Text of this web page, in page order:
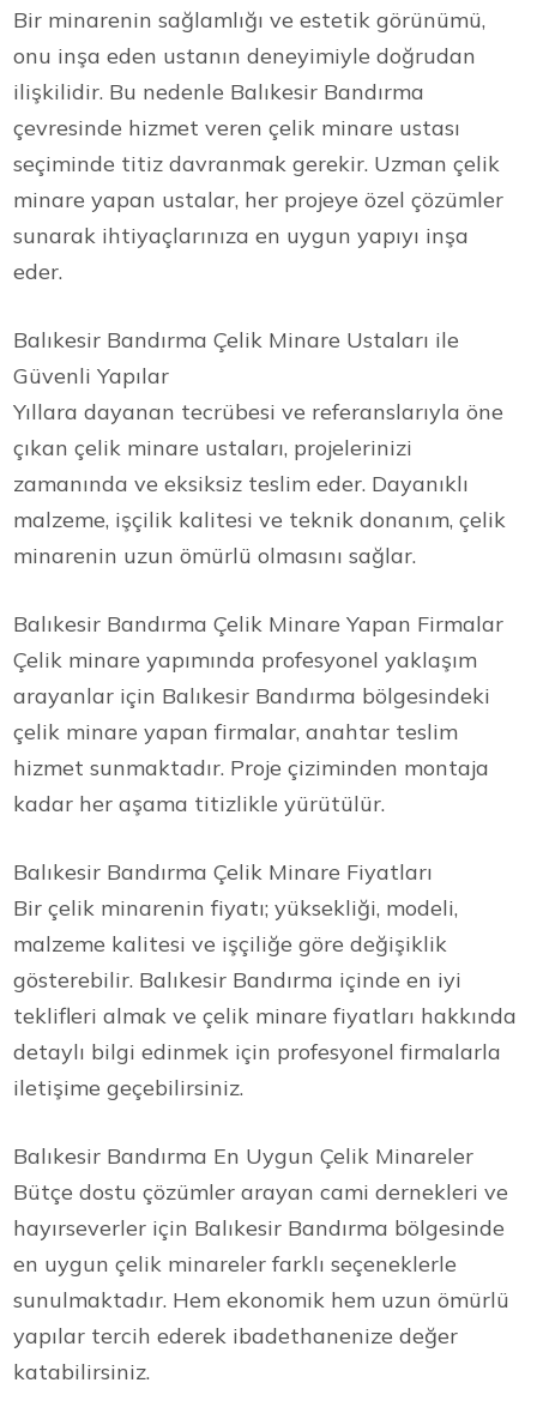
Bir minarenin sağlamlığı ve estetik görünümü,
onu inşa eden ustanın deneyimiyle doğrudan
ilişkilidir. Bu nedenle Balıkesir Bandırma
çevresinde hizmet veren çelik minare ustası
seçiminde titiz davranmak gerekir. Uzman çelik
minare yapan ustalar, her projeye özel çözümler
sunarak ihtiyaçlarınıza en uygun yapıyı inşa
eder.
Balıkesir Bandırma Çelik Minare Ustaları ile
Güvenli Yapılar
Yıllara dayanan tecrübesi ve referanslarıyla öne
çıkan çelik minare ustaları, projelerinizi
zamanında ve eksiksiz teslim eder. Dayanıklı
malzeme, işçilik kalitesi ve teknik donanım, çelik
minarenin uzun ömürlü olmasını sağlar.
Balıkesir Bandırma Çelik Minare Yapan Firmalar
Çelik minare yapımında profesyonel yaklaşım
arayanlar için Balıkesir Bandırma bölgesindeki
çelik minare yapan firmalar, anahtar teslim
hizmet sunmaktadır. Proje çiziminden montaja
kadar her aşama titizlikle yürütülür.
Balıkesir Bandırma Çelik Minare Fiyatları
Bir çelik minarenin fiyatı; yüksekliği, modeli,
malzeme kalitesi ve işçiliğe göre değişiklik
gösterebilir. Balıkesir Bandırma içinde en iyi
teklifleri almak ve çelik minare fiyatları hakkında
detaylı bilgi edinmek için profesyonel firmalarla
iletişime geçebilirsiniz.
Balıkesir Bandırma En Uygun Çelik Minareler
Bütçe dostu çözümler arayan cami dernekleri ve
hayırseverler için Balıkesir Bandırma bölgesinde
en uygun çelik minareler farklı seçeneklerle
sunulmaktadır. Hem ekonomik hem uzun ömürlü
yapılar tercih ederek ibadethanenize değer
katabilirsiniz.